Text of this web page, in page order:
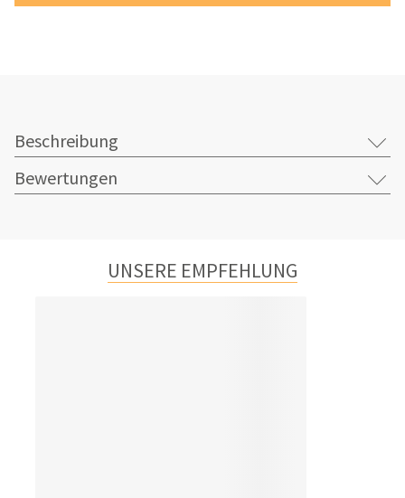
Beschreibung
Bewertungen
UNSERE EMPFEHLUNG